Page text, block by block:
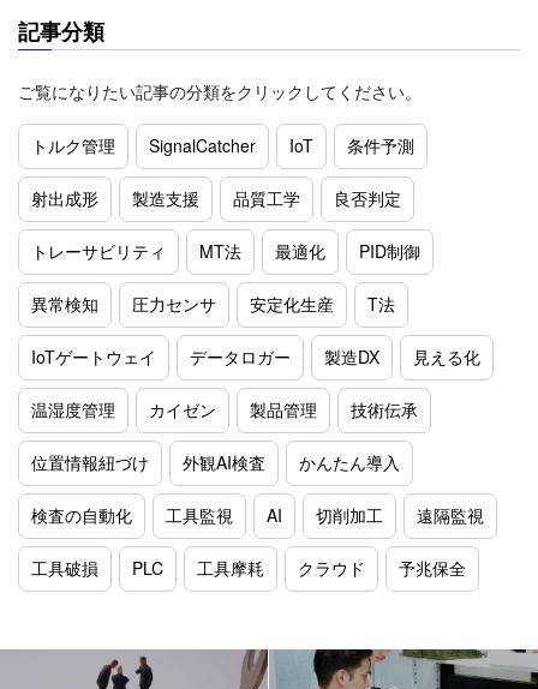
記事分類
ご覧になりたい記事の分類をクリックしてください。
トルク管理 SignalCatcher IoT 条件予測
射出成形 製造支援 品質工学 良否判定
トレーサビリティ MT法 最適化 PID制御
異常検知 圧力センサ 安定化生産 T法
IoTゲートウェイ データロガー 製造DX 見える化
温湿度管理 カイゼン 製品管理 技術伝承
位置情報紐づけ 外観AI検査 かんたん導入
検査の自動化 工具監視 AI 切削加工 遠隔監視
工具破損 PLC 工具摩耗 クラウド 予兆保全